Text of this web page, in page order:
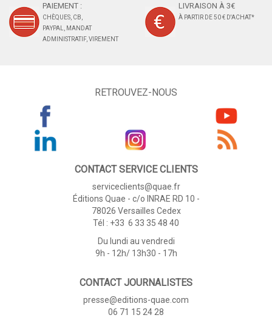
PAIEMENT :
CHÈQUES, CB,
PAYPAL, MANDAT
ADMINISTRATIF, VIREMENT
LIVRAISON À 3€
À PARTIR DE 50 € D'ACHAT*
RETROUVEZ-NOUS
CONTACT SERVICE CLIENTS
serviceclients@quae.fr
Éditions Quae - c/o INRAE RD 10 -
78026 Versailles Cedex
Tél : +33 6 33 35 48 40
Du lundi au vendredi
9h - 12h/ 13h30 - 17h
CONTACT JOURNALISTES
presse@editions-quae.com
06 71 15 24 28